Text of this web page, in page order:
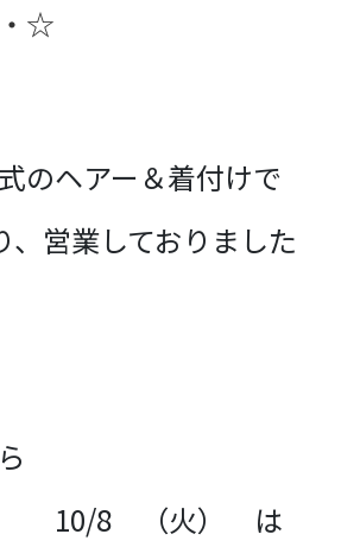
☆
のヘアー＆着付けで
、営業しておりました
10/8 （火） は